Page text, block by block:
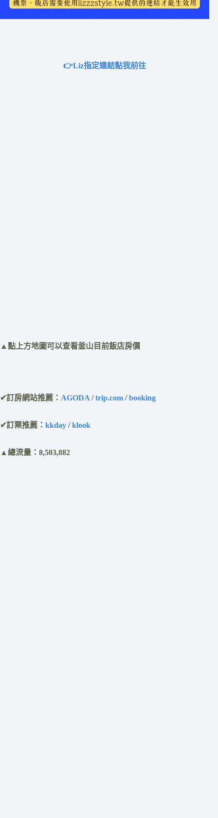
👉Liz指定連結點我前往
​▲點上方地圖可以查看釜山目前飯店房價
✔訂房網站推薦： AGODA/trip.com /booking
✔訂票推薦： kkday /klook
▲總流量：8,503,882